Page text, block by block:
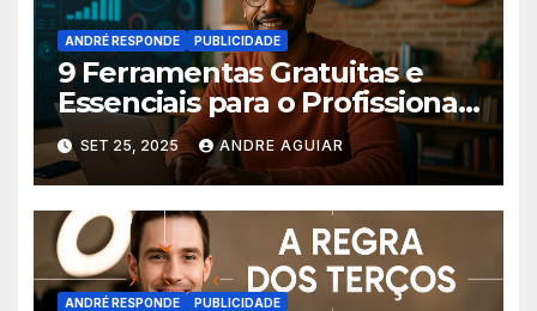
ANDRÉ RESPONDE PUBLICIDADE
9 Ferramentas Gratuitas e
Essenciais para o Profissional
de Marketing do Futuro
SET 25, 2025 ANDRE AGUIAR
ANDRÉ RESPONDE PUBLICIDADE